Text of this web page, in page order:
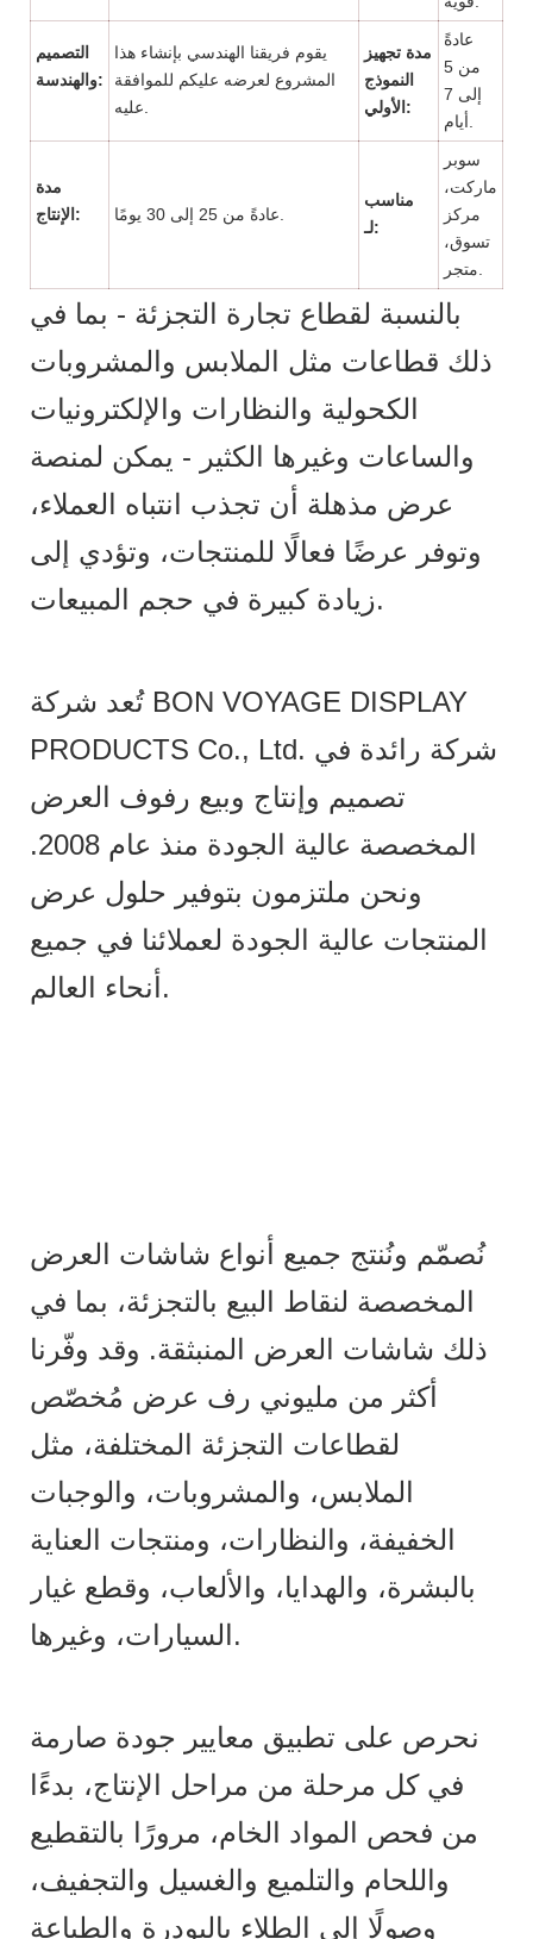
التصميم
والهندسة:
يقوم فريقنا الهندسي بإنشاء هذا
المشروع لعرضه عليكم للموافقة
مدة تجهيز
النموذج
الأولي:
عادةً
من 5
إلى 7
مدة
الإنتاج:
مناسب
لـ:
سوبر
ماركت،
مركز
تسوق،
بالنسبة لقطاع تجارة التجزئة - بما في
ذلك قطاعات مثل الملابس والمشروبات
الكحولية والنظارات والإلكترونيات
والساعات وغيرها الكثير - يمكن لمنصة
عرض مذهلة أن تجذب انتباه العملاء،
وتوفر عرضًا فعالًا للمنتجات، وتؤدي إلى
زيادة كبيرة في حجم المبيعات.
تُعد شركة BON VOYAGE DISPLAY
PRODUCTS Co., Ltd. شركة رائدة في
تصميم وإنتاج وبيع رفوف العرض
المخصصة عالية الجودة منذ عام 2008.
ونحن ملتزمون بتوفير حلول عرض
المنتجات عالية الجودة لعملائنا في جميع
أنحاء العالم.
نُصمّم ونُنتج جميع أنواع شاشات العرض
المخصصة لنقاط البيع بالتجزئة، بما في
ذلك شاشات العرض المنبثقة. وقد وفّرنا
أكثر من مليوني رف عرض مُخصّص
لقطاعات التجزئة المختلفة، مثل
الملابس، والمشروبات، والوجبات
الخفيفة، والنظارات، ومنتجات العناية
بالبشرة، والهدايا، والألعاب، وقطع غيار
السيارات، وغيرها.
نحرص على تطبيق معايير جودة صارمة
في كل مرحلة من مراحل الإنتاج، بدءًا
من فحص المواد الخام، مرورًا بالتقطيع
واللحام والتلميع والغسيل والتجفيف،
وصولًا إلى الطلاء بالبودرة والطباعة